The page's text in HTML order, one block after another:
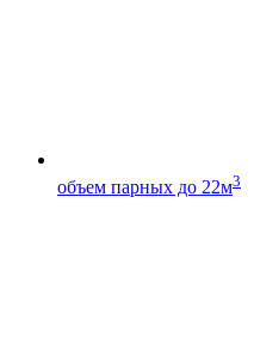
объем парных до 22м3